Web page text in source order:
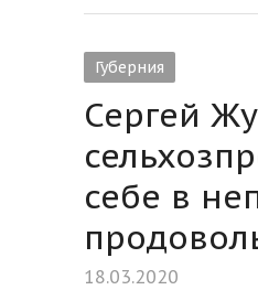
Губерния
Сергей
себе в
18.03.2020